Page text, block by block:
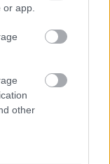
app.
other
#crysis